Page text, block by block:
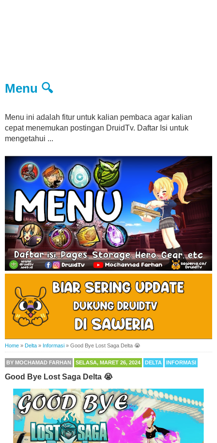
Menu 🔍
Menu ini adalah fitur untuk kalian pembaca agar kalian
cepat menemukan postingan DruidTv. Daftar Isi untuk
mengetahui ...
Home » Delta » Informasi » Good Bye Lost Saga Delta 😭
BY MOCHAMAD FARHAN SELASA, MARET 26, 2024 DELTA INFORMASI
Good Bye Lost Saga Delta 😭